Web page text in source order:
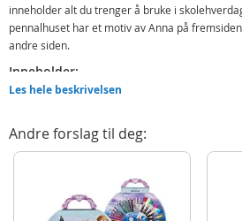
inneholder alt du trenger å bruke i
pennalhuset har et motiv av Anna på
andre siden.
Inneholder:
Disney Frozen 2 trippelt pennal
2 gråblyanter
Blyantspisser
Les hele beskrivelsen
Andre forslag til deg: